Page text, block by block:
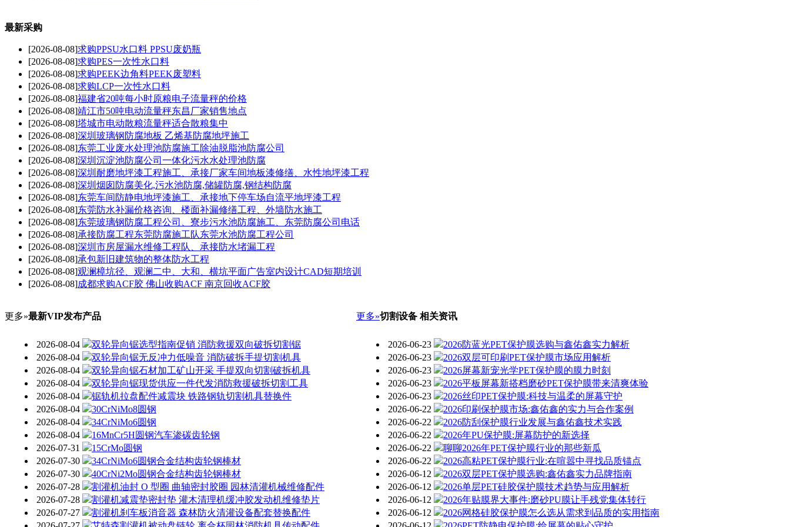
最新采购
[2026-08-08]求购PPSU水口料 PPSU废奶瓶
[2026-08-08]求购PES一次性水口料
[2026-08-08]求购PEEK边角料PEEK废塑料
[2026-08-08]求购LCP一次性水口料
[2026-08-08]福建省20吨每小时原粮电子流量秤的价格
[2026-08-08]靖江市50吨电动流量秤东昌厂家销售地点
[2026-08-08]塔城市电动散粮流量秤适合散粮集中
[2026-08-08]深圳玻璃钢防腐地板 乙烯基防腐地坪施工
[2026-08-08]东莞工业废水处理池防腐施工除油脱脂池防腐公司
[2026-08-08]深圳沉淀池防腐公司一体化污水水处理池防腐
[2026-08-08]深圳耐磨地坪漆工程施工、承接厂家车间地板漆修缮、水性地坪漆工程
[2026-08-08]深圳烟囱防腐美化,污水池防腐,储罐防腐,钢结构防腐
[2026-08-08]东莞车间防静电地坪漆施工、承接地下停车场自流平地坪漆工程
[2026-08-08]东莞防水补漏价格咨询、楼面补漏修缮工程、外墙防水施工
[2026-08-08]东莞玻璃钢防腐工程公司、寮步污水池防腐施工、东莞防腐公司电话
[2026-08-08]承接防腐工程东莞防腐施工队东莞水池防腐工程公司
[2026-08-08]深圳市房屋漏水维修工程队、承接防水堵漏工程
[2026-08-08]承包新旧建筑物的整体防水工程
[2026-08-08]观澜樟坑径、观澜二中、大和、横坑平面广告室内设计CAD短期培训
[2026-08-08]成都求购ACF胶 佛山收购ACF 南京回收ACF胶
更多»最新VIP发布产品
2026-08-04
双轮异向锯选型指南促销 消防救援双向破拆切割锯
2026-08-04
双轮异向锯无反冲力低噪音 消防破拆手提切割机具
2026-08-04
双轮异向锯石材加工矿山开采 手提双向切割破拆机具
2026-08-04
双轮异向锯现货供应一件代发消防救援破拆切割工具
2026-08-04
锯轨机拉盘配件减震块 铁路钢轨切割机具替换件
2026-08-04
30CrNiMo8圆钢
2026-08-04
34CrNiMo6圆钢
2026-08-04
16MnCr5H圆钢汽车渗碳齿轮钢
2026-07-31
15CrMo圆钢
2026-07-30
34CrNiMo6圆钢合金结构齿轮钢棒材
2026-07-30
40CrNi2Mo圆钢合金结构齿轮钢棒材
2026-07-28
割灌机油封 O 型圈 曲轴密封胶圈 园林清灌机械维修配件
2026-07-28
割灌机减震垫密封垫 灌木清理机缓冲胶发动机维修垫片
2026-07-27
割灌机刹车板消音器 森林防火清灌设备配套替换配件
更多»切割设备 相关资讯
2026-06-23
2026防蓝光PET保护膜选购与鑫佑鑫实力解析
2026-06-23
2026双层可印刷PET保护膜市场应用解析
2026-06-23
2026屏幕新宠光学PET保护膜的膜力时刻
2026-06-23
2026平板屏幕新搭档磨砂PET保护膜带来清爽体验
2026-06-23
2026丝印PET保护膜:科技与温柔的屏幕守护
2026-06-22
2026印刷保护膜市场:鑫佑鑫的实力与合作案例
2026-06-22
2026防刮保护膜行业发展与鑫佑鑫技术实践
2026-06-22
2026年PU保护膜:屏幕防护的新选择
2026-06-22
聊聊2026年PET保护膜行业的那些新瓜
2026-06-22
2026高粘PET保护膜行业:在喧嚣中寻找品质锚点
2026-06-12
2026双层PET保护膜选购:鑫佑鑫实力品牌指南
2026-06-12
2026单层PET硅胶保护膜技术趋势与应用解析
2026-06-12
2026年贴膜界大事件:磨砂PU膜让手残党集体转行
2026-06-12
2026网格硅胶保护膜怎么选从需求到品质的实用指南